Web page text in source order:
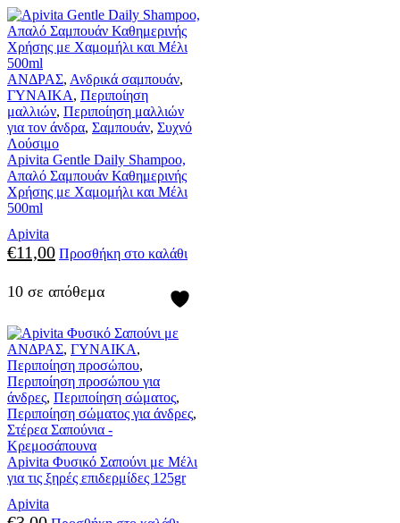
ΑΝΔΡΑΣ, Ανδρικά σαμπουάν,
ΓΥΝΑΙΚΑ, Περιποίηση
μαλλιών, Περιποίηση μαλλιών
για τον άνδρα, Σαμπουάν, Συχνό
Λούσιμο
Apivita Gentle Daily Shampoo,
Απαλό Σαμπουάν Καθημερινής
Χρήσης με Χαμομήλι και Μέλι
500ml
Apivita
€11,00 Προσθήκη στο καλάθι
10 σε απόθεμα
ΑΝΔΡΑΣ, ΓΥΝΑΙΚΑ,
Περιποίηση προσώπου,
Περιποίηση προσώπου για
άνδρες, Περιποίηση σώματος,
Περιποίηση σώματος για άνδρες,
Στέρεα Σαπούνια -
Κρεμοσάπουνα
Apivita Φυσικό Σαπούνι με Μέλι
για τις ξηρές επιδερμίδες 125gr
Apivita